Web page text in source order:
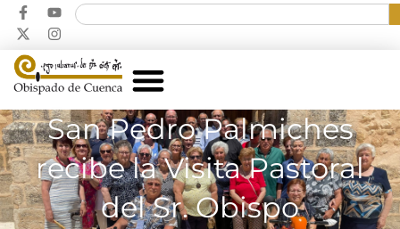
San Pedro Palmiches
recibe la Visita Pastoral
del Sr. Obispo